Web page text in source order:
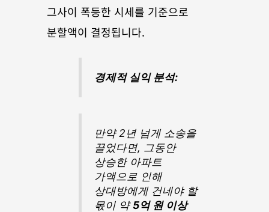
그사이 폭등한 시세를 기준으로
분할액이 결정됩니다.
경제적 실익 분석:
만약 2년 넘게 소송을
끌었다면, 그동안
상승한 아파트
가액으로 인해
상대방에게 건네야 할
몫이 약 5억 원 이상